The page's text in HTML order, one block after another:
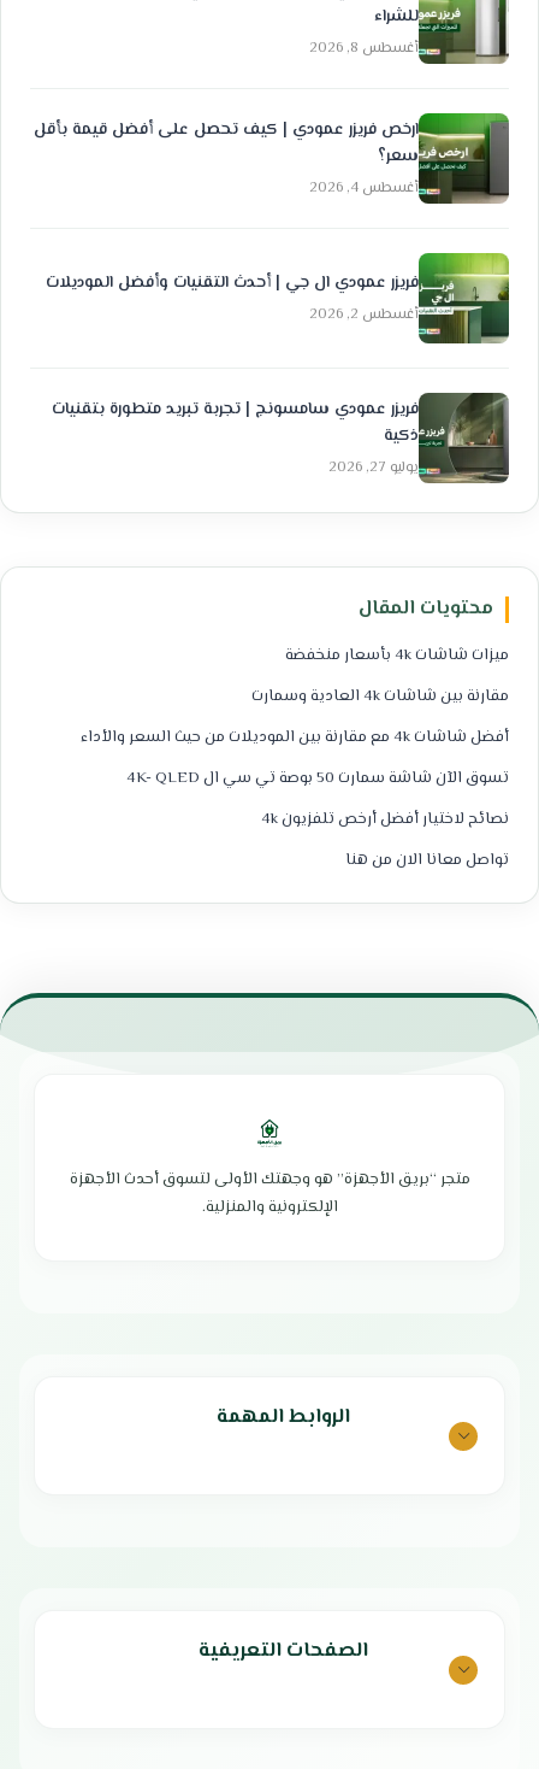
للشراء
أغسطس 8, 2026
ارخص فريزر عمودي | كيف تحصل على أفضل قيمة بأقل
سعر؟
أغسطس 4, 2026
فريزر عمودي ال جي | أحدث التقنيات وأفضل الموديلات
أغسطس 2, 2026
فريزر عمودي سامسونج | تجربة تبريد متطورة بتقنيات
ذكية
يوليو 27, 2026
محتويات المقال
ميزات شاشات 4k بأسعار منخفضة
مقارنة بين شاشات 4k العادية وسمارت
أفضل شاشات 4k مع مقارنة بين الموديلات من حيث السعر والأداء
تسوق الآن شاشة سمارت 50 بوصة تي سي ال 4K- QLED
نصائح لاختيار أفضل أرخص تلفزيون 4k
تواصل معانا الان من هنا
متجر “بريق الأجهزة” هو وجهتك الأولى لتسوق أحدث الأجهزة
الإلكترونية والمنزلية.
الروابط المهمة
الصفحات التعريفية